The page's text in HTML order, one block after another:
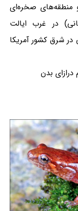
منطقه‌های صخره‌ای
در غرب ایالت
در شرق کشور آمریکا